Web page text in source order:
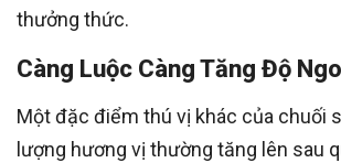
thưởng thức.
Càng Luộc Càng Tăng Độ
Một đặc điểm thú vị khác của chuối
lượng hương vị thường tăng lên sau